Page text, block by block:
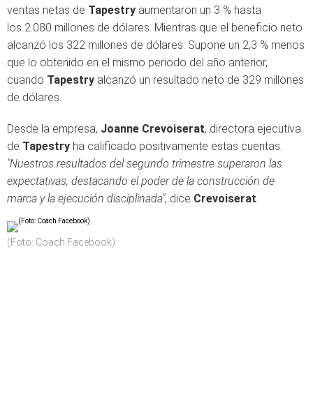
ventas netas de Tapestry aumentaron un 3 % hasta
los 2.080 millones de dólares. Mientras que el beneficio neto
alcanzó los 322 millones de dólares. Supone un 2,3 % menos
que lo obtenido en el mismo periodo del año anterior,
cuando Tapestry alcanzó un resultado neto de 329 millones
de dólares.
Desde la empresa, Joanne Crevoiserat, directora ejecutiva
de Tapestry ha calificado positivamente estas cuentas.
"Nuestros resultados del segundo trimestre superaron las
expectativas, destacando el poder de la construcción de
marca y la ejecución disciplinada", dice Crevoiserat.
(Foto: Coach Facebook)